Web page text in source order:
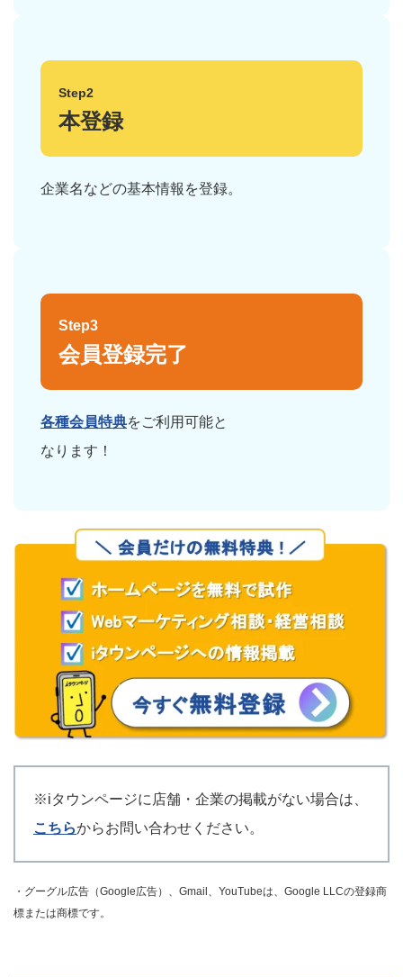
Step2
本登録
企業名などの基本情報を登録。
Step3
会員登録完了
各種会員特典をご利用可能と
なります！
※iタウンページに店舗・企業の掲載がない場合は、
こちらからお問い合わせください。
・グーグル広告（Google広告）、Gmail、YouTubeは、Google LLCの登録商
標または商標です。